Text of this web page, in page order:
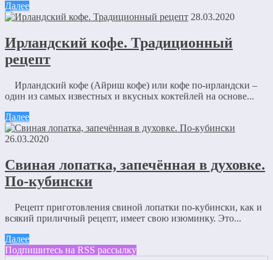
Далее
28.03.2020
Ирландский кофе. Традиционный
рецепт
Ирландский кофе (Айриш кофе) или кофе по-ирландски –
один из самых известных и вкусных коктейлей на основе...
Далее
26.03.2020
Свиная лопатка, запечённая в духовке.
По-кубински
Рецепт приготовления свиной лопатки по-кубински, как и
всякий приличный рецепт, имеет свою изюминку. Это...
Далее
Подпишитесь на RSS рассылку